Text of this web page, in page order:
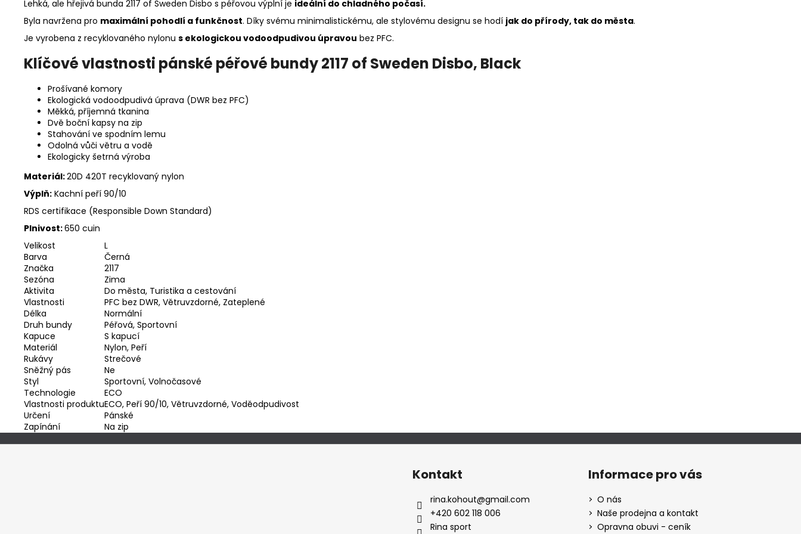
Lehká, ale hřejivá bunda 2117 of Sweden Disbo s péřovou výplní je ideální do chladného počasí.
Byla navržena pro maximální pohodlí a funkčnost. Díky svému minimalistickému, ale stylovému designu se hodí jak do přírody, tak do města.
Je vyrobena z recyklovaného nylonu s ekologickou vodoodpudivou úpravou bez PFC.
Klíčové vlastnosti pánské péřové bundy 2117 of Sweden Disbo, Black
Prošívané komory
Ekologická vodoodpudivá úprava (DWR bez PFC)
Měkká, příjemná tkanina
Dvě boční kapsy na zip
Stahování ve spodním lemu
Odolná vůči větru a vodě
Ekologicky šetrná výroba
Materiál:20D 420T recyklovaný nylon
Výplň: Kachní peří 90/10
RDS certifikace (Responsible Down Standard)
Plnivost:650 cuin
Velikost
L
Barva
Černá
Značka
2117
Sezóna
Zima
Aktivita
Do města, Turistika a cestování
Vlastnosti
PFC bez DWR, Větruvzdorné, Zateplené
Délka
Normální
Druh bundy
Péřová, Sportovní
Kapuce
S kapucí
Materiál
Nylon, Peří
Rukávy
Strečové
Sněžný pás
Ne
Styl
Sportovní, Volnočasové
Technologie
ECO
Vlastnosti produktuECO, Peří 90/10, Větruvzdorné, Voděodpudivost
Určení
Pánské
Zapínání
Na zip
Z
Kontakt
rina.kohout@gmail.com
+420 602 118 006
Rina sport
Informace pro vás
O nás
Naše prodejna a kontakt
Opravna obuvi - ceník